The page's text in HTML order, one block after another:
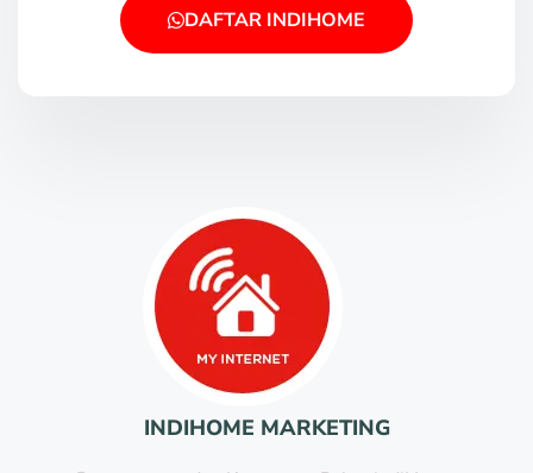
DAFTAR INDIHOME
INDIHOME MARKETING